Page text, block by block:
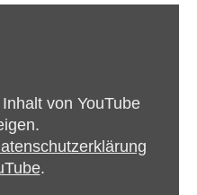
von YouTube
.